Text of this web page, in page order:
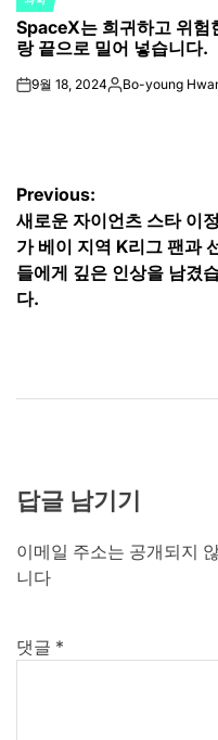
POSTED
IN
SpaceX는 희귀하고 위험
랑 끝으로 밀어 넣습니다.
on9월 18, 2024Posted
Bo-young
글
탐
색
Previous:
새로운 자이언츠 스타 이
가 베이 지역 K리그 팬과
들에게 깊은 인상을 남겼
다.
답글 남기기
이메일 주소는 공개되지
니다
댓글 *